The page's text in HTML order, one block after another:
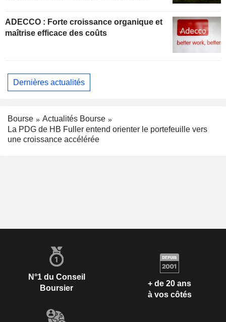
ADECCO : Forte croissance organique et
maîtrise efficace des coûts
Dernières actualités
Bourse
Actualités Bourse
La PDG de HB Fuller entend orienter le portefeuille vers
une croissance accélérée
N°1 du Conseil
Boursier
+ de 20 ans
à vos côtés